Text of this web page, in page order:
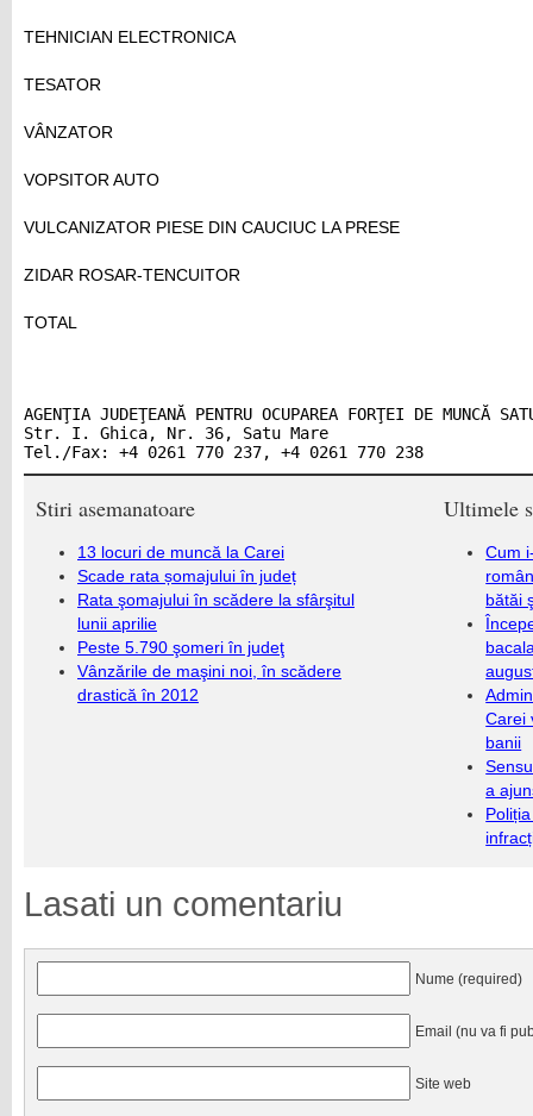
TEHNICIAN ELECTRONICA
TESATOR
VÂNZATOR
VOPSITOR AUTO
VULCANIZATOR PIESE DIN CAUCIUC LA PRESE
ZIDAR ROSAR-TENCUITOR
TOTAL
AGENŢIA JUDEŢEANĂ PENTRU OCUPAREA FORŢEI DE MUNCĂ
Str. I. Ghica, Nr. 36, Satu Mare
Tel./Fax: +4 0261 770 237, +4 0261 770 238
Stiri asemanatoare
13 locuri de muncă la Carei
Scade rata șomajului în județ
Rata şomajului în scădere la sfârşitul
lunii aprilie
Peste 5.790 şomeri în judeţ
Vânzările de maşini noi, în scădere
drastică în 2012
Ultimele
Cum
bătăi
Carei
banii
a
Lasati un comentariu
Nume (required)
Email (nu va fi
Site web